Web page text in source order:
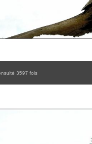
3597 fois